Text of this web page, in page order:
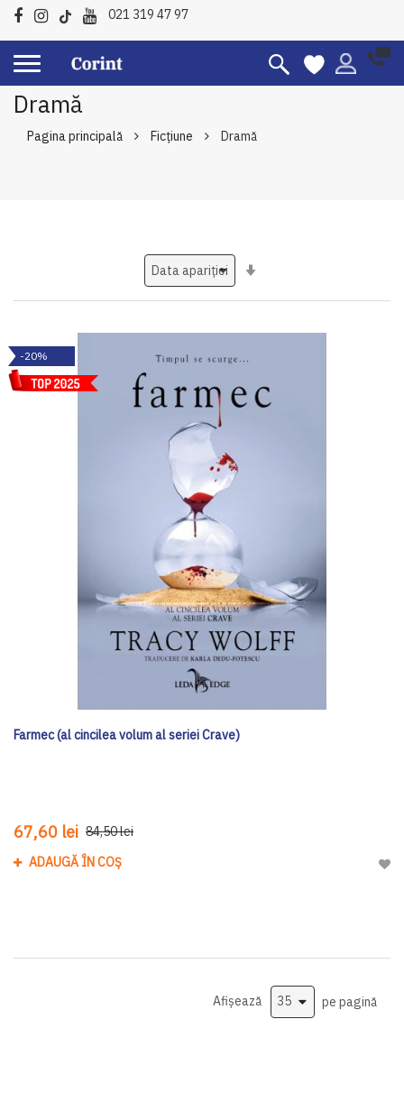
021 319 47 97
Dramă
Pagina principală Ficțiune Dramă
-20%
Farmec (al cincilea volum al seriei Crave)
67,60 lei 84,50 lei
ADAUGĂ ÎN COȘ
Afișează pe pagină